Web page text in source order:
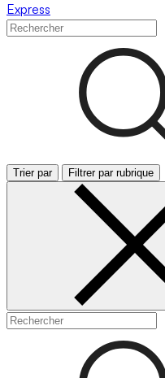
Express
Trier par Filtrer par rubrique